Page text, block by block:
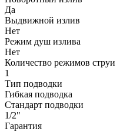
Да
Выдвижной излив
Нет
Режим душ излива
Нет
Количество режимов струи
1
Тип подводки
Гибкая подводка
Стандарт подводки
1/2"
Гарантия